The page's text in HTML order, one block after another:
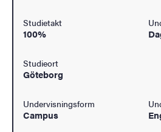
Studietakt
100%
Studieort
Göteborg
Undervisningsform
Campus